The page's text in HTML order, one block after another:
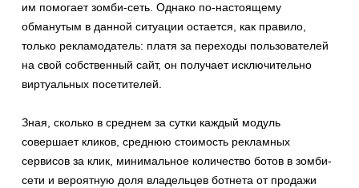
им помогает зомби-сеть. Однако по-настоящему
обманутым в данной ситуации остается, как правило,
только рекламодатель: платя за переходы пользователей
на свой собственный сайт, он получает исключительно
виртуальных посетителей.
Зная, сколько в среднем за сутки каждый модуль
совершает кликов, среднюю стоимость рекламных
сервисов за клик, минимальное количество ботов в зомби-
сети и вероятную доля владельцев ботнета от продажи